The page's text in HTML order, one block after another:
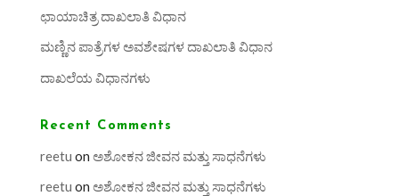
ಛಾಯಾಚಿತ್ರ ದಾಖಲಾತಿ ವಿಧಾನ
ಮಣ್ಣಿನ ಪಾತ್ರೆಗಳ ಅವಶೇಷಗಳ ದಾಖಲಾತಿ ವಿಧಾನ
ದಾಖಲೆಯ ವಿಧಾನಗಳು
Recent Comments
reetu on ಅಶೋಕನ ಜೀವನ ಮತ್ತು ಸಾಧನೆಗಳು
reetu on ಅಶೋಕನ ಜೀವನ ಮತ್ತು ಸಾಧನೆಗಳು